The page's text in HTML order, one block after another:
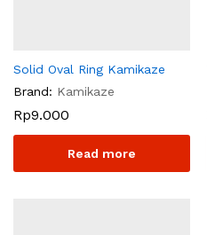
Solid Oval Ring Kamikaze
Brand: Kamikaze
Rp9.000
Read more